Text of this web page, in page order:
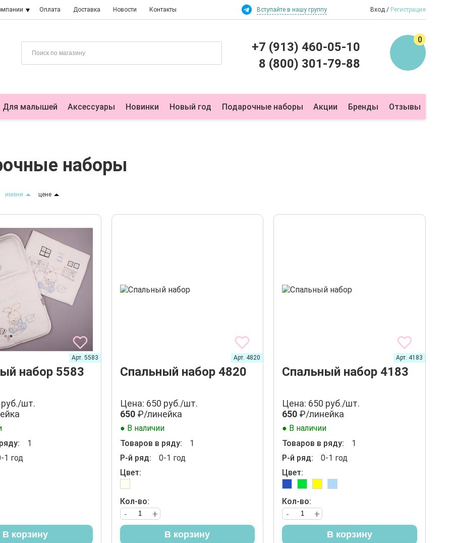
Оплата Доставка Новости Контакты Вступайте в нашу группу Вход Регистрация
+7 (913) 460-05-10
8 (800) 301-79-88
0
Для малышей Аксессуары Новинки Новый год Подарочные наборы Акции Бренды Отзывы
наборы
имени цене
набор 5583
Арт. 5583
шт.
1
1 год
В корзину
Спальный набор 4820
Арт. 4820
Цена: 650 руб./шт.
650₽/линейка
● В наличии
Товаров в ряду:
1
Р-й ряд:
0-1 год
Цвет:
Кол-во:
+
-
В корзину
Спальный набор 4183
Арт. 4183
Цена: 650 руб./шт.
650 ₽/линейка
● В наличии
Товаров в ряду:
1
Р-й ряд:
0-1 год
Цвет:
Кол-во:
+
-
В корзину